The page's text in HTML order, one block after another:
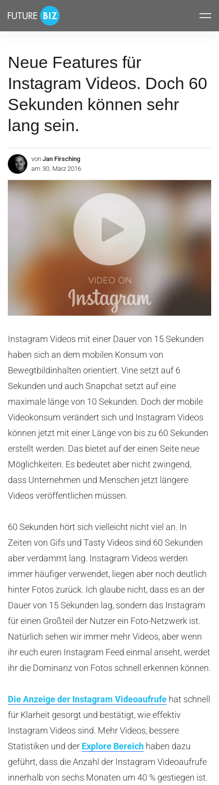
überspringen
FUTUREBIZ
Neue Features für
Instagram Videos. Doch 60
Sekunden können sehr
lang sein.
von Jan Firsching
am 30. März 2016
Instagram Videos mit einer Dauer von 15 Sekunden
haben sich an dem mobilen Konsum von
Bewegtbildinhalten orientiert. Vine setzt auf 6
Sekunden und auch Snapchat setzt auf eine
maximale länge von 10 Sekunden. Doch der mobile
Videokonsum verändert sich und Instagram Videos
können jetzt mit einer Länge von bis zu 60 Sekunden
erstellt werden. Das bietet auf der einen Seite neue
Möglichkeiten. Es bedeutet aber nicht zwingend,
dass Unternehmen und Menschen jetzt längere
Videos veröffentlichen müssen.
60 Sekunden hört sich vielleicht nicht viel an. In
Zeiten von Gifs und Tasty Videos sind 60 Sekunden
aber verdammt lang. Instagram Videos werden
immer häufiger verwendet, liegen aber noch deutlich
hinter Fotos zurück. Ich glaube nicht, dass es an der
Dauer von 15 Sekunden lag, sondern das Instagram
für einen Großteil der Nutzer ein Foto-Netzwerk ist.
Natürlich sehen wir immer mehr Videos, aber wenn
ihr euch euren Instagram Feed einmal anseht, werdet
ihr die Dominanz von Fotos schnell erkennen können.
Die Anzeige der Instagram Videoaufrufe hat schnell
für Klarheit gesorgt und bestätigt, wie effektiv
Instagram Videos sind. Mehr Videos, bessere
Statistiken und der Explore Bereich haben dazu
geführt, dass die Anzahl der Instagram Videoaufrufe
innerhalb von sechs Monaten um 40 % gestiegen ist.